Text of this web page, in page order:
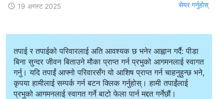
19 अगस्ट 2025 सेयर गर्नुहोस्
तपाई र तपाईको परिवारलाई अति आवश्यक छ भनेर आह्वान गर्दै: पीडा
बिना सुन्दर जीवन बिताउने मौका प्राप्त गर्न प्रभुको आगमनलाई स्वागत
गर्नु। यदि तपाईं आफ्नो परिवारसँग यो आशिष प्राप्त गर्न चाहनुहुन्छ भने,
कृपया हामीलाई सम्पर्क गर्न बटन क्लिक गर्नुहोस्। हामी तपाईंलाई
प्रभुको आगमनलाई स्वागत गर्ने बाटो फेला पार्न मद्दत गर्नेछौं।